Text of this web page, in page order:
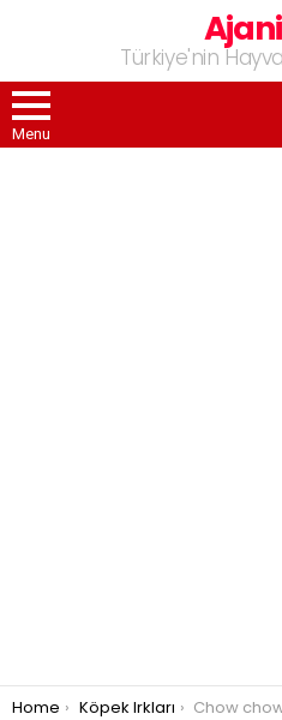
Türkiye'nin
Menu
You are here:
Home Köpek Irkları Chow chow köpek cinsi